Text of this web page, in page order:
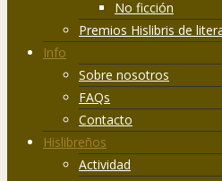
No ficción
Premios Hislibris de
Info
Sobre nosotros
FAQs
Contacto
Hislibreños
Actividad